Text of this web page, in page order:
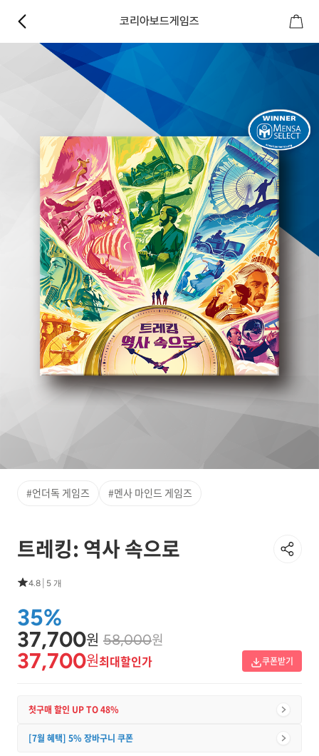
코리아보드게임즈
#언더독 게임즈 #멘사 마인드 게임즈
트레킹: 역사 속으로
4.8 5 개
35%
37,700원 58,000원
37,700원최대할인가 쿠폰받기
첫구매 할인 UP TO 48%
[7월 혜택] 5% 장바구니 쿠폰